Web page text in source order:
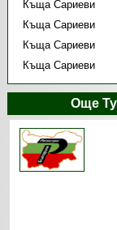
Къща Сариеви
Къща Сариеви
Къща Сариеви
Къща Сариеви
Още